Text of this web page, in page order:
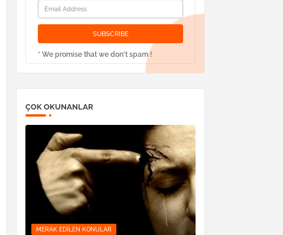
* We promise that we don't spam !
ÇOK OKUNANLAR
MERAK EDILEN KONULAR